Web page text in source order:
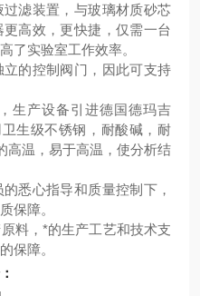
滤装置，与玻璃材质砂芯
高效，更快捷，仅需一台
了实验室工作效率。
的控制阀门，因此可支持
生产设备引进德国德玛吉
生级不锈钢，耐酸碱，耐
温，易于高温，使分析结
悉心指导和质量控制下，
保障。
料，*的生产工艺和技术支
保障。